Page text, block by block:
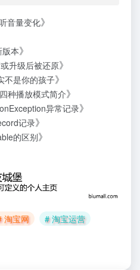
音量变化》
本》
升级后被还原》
不是你的孩子》
种播放模式简介》
异常记录》
记录》
的区别》
淘宝网
# 淘宝运营